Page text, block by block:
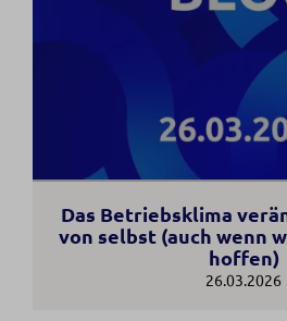
Das Betriebsklima
von selbst (auch wenn
hoffen)
26.03.2026